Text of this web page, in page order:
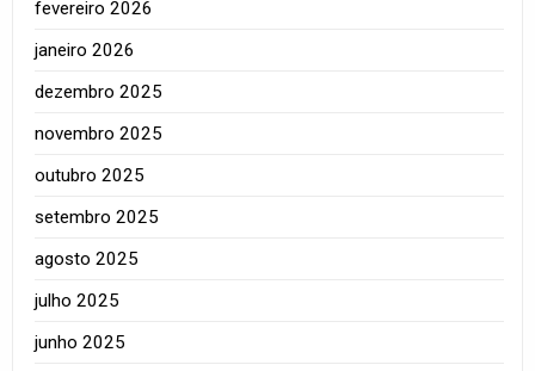
fevereiro 2026
janeiro 2026
dezembro 2025
novembro 2025
outubro 2025
setembro 2025
agosto 2025
julho 2025
junho 2025